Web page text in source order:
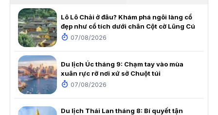
Lô Lô Chải ở đâu? Khám phá ngôi làng cổ
đẹp như cổ tích dưới chân Cột cờ Lũng Cú
07/08/2026
Du lịch Úc tháng 9: Chạm tay vào mùa
xuân rực rỡ nơi xứ sở Chuột túi
07/08/2026
Du lịch Thái Lan tháng 8: Bí quyết tận